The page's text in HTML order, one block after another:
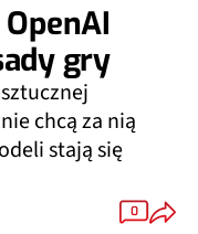
gry
chcą za nią
stają się
0